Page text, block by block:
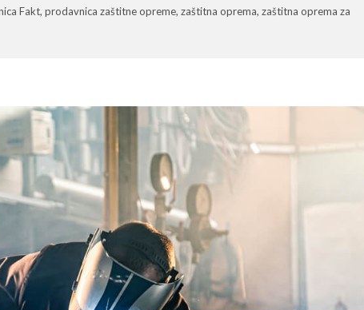
Fakt,prodavnica zaštitne opreme,zaštitna oprema,zaštitna oprema za